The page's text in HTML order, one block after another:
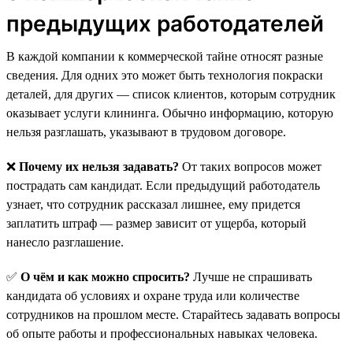
предыдущих работодателей
В каждой компании к коммерческой тайне относят разные
сведения. Для одних это может быть технология покраски
деталей, для других — список клиентов, которым сотрудник
оказывает услуги клининга. Обычно информацию, которую
нельзя разглашать, указывают в трудовом договоре.
❌ Почему их нельзя задавать? От таких вопросов может
пострадать сам кандидат. Если предыдущий работодатель
узнает, что сотрудник рассказал лишнее, ему придется
заплатить штраф — размер зависит от ущерба, который
нанесло разглашение.
✅ О чём и как можно спросить? Лучше не спрашивать
кандидата об условиях и охране труда или количестве
сотрудников на прошлом месте. Старайтесь задавать вопросы
об опыте работы и профессиональных навыках человека.